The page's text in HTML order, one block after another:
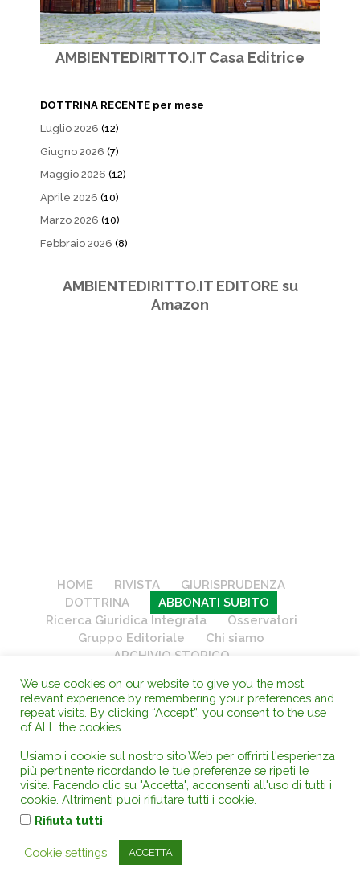
AMBIENTEDIRITTO.IT Casa Editrice
DOTTRINA RECENTE per mese
Luglio 2026 (12)
Giugno 2026 (7)
Maggio 2026 (12)
Aprile 2026 (10)
Marzo 2026 (10)
Febbraio 2026 (8)
AMBIENTEDIRITTO.IT EDITORE su
Amazon
HOME RIVISTA
GIURISPRUDENZA
DOTTRINA
ABBONATI SUBITO
Ricerca Giuridica Integrata
Osservatori
Gruppo Editoriale
Chi siamo
ARCHIVIO STORICO
AMBIENTEDIRITTO.it - Rivista Giuridica Telematica di Diritto
Pubblico - Electronic Review Law Public - Pubblicazione quotidiana
in formato elettronico - ISSN 1974-9562 -
AMBIENTEDIRITTO - EDITORE - (Prefisso Editore ISBN 978-88-3360)
- Direttore Responsabile, Proprietario ed Editore: Fulvio Conti Guglia
- C.F.: CNTFLV64H26L308W -P.IVA 02601280833 - Cod. Un.
66OZKW1 - Via Filangeri, 19 - 98078 Tortorici ME -
182841- Tel +39-376.2482 zero sette quattro - Fax digitale +39
1782724258 - Mob. +39 3383702 zero cinque otto -
info(at)ambientediritto.it - Pubblicata in Tortorici dal 2000 - Testata
We use cookies on our website to give you the most
relevant experience by remembering your preferences and
repeat visits. By clicking “Accept”, you consent to the use
of ALL the cookies.
Usiamo i cookie sul nostro sito Web per offrirti l'esperienza
più pertinente ricordando le tue preferenze se ripeti le
visite. Facendo clic su "Accetta", acconsenti all'uso di tutti i
cookie. Altrimenti puoi rifiutare tutti i cookie.
Rifiuta tutti
Cookie settings ACCETTA